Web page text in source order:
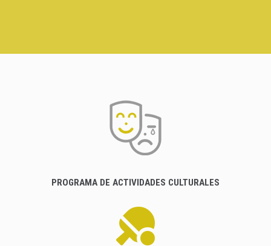
PROGRAMA DE ACTIVIDADES CULTURALES